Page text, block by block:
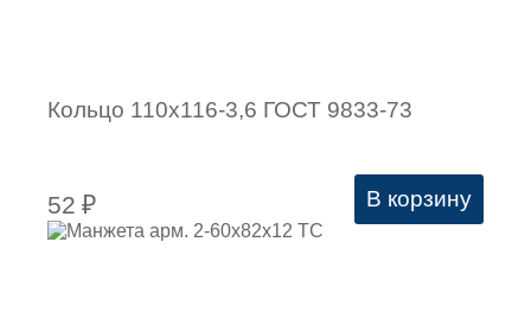
Кольцо 110х116-3,6 ГОСТ 9833-73
52 ₽ В корзину